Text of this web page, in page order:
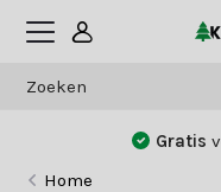
Home